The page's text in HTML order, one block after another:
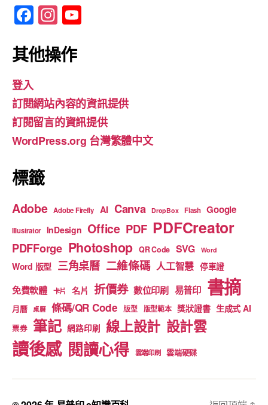
F
a
c
b
o
o
k
In
st
a
gr
a
m
u
b
e
其他操作
登入
訂閱網站內容的資訊提供
訂閱留言的資訊提供
WordPress.org 台灣繁體中文
標籤
Adobe Adobe Firefly AI Canva DropBox Flash Google
Illustrator InDesign Office PDF PDFCreator
PDFForge Photoshop QR Code SVG Word
Word 版型 三角桌曆 二維條碼 人工智慧 停車證
免費軟體 卡片 名片 折價券 數位印刷 易普印 書摘
月曆 桌曆 條碼/QR Code 版型 版型範本 獎狀證書 生成式 AI
票券 筆記 網路印刷 線上設計 設計雲
讀後感 閱讀心得 雲端印刷 雲端硬碟